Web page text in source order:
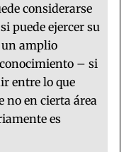
considerarse
puede ejercer su
amplio
– si
entre lo que
no en cierta área
es